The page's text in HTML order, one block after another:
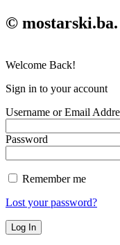
©
Welcome Back!
Sign in to your account
Username or Email
Password
Remember me
Lost your password?